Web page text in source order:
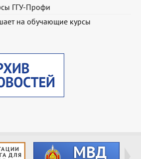
ГГУ-Профи
на обучающие курсы